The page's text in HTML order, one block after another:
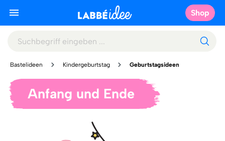
Shop
Bastelideen Kindergeburtstag Geburtstagsideen
Anfang und Ende